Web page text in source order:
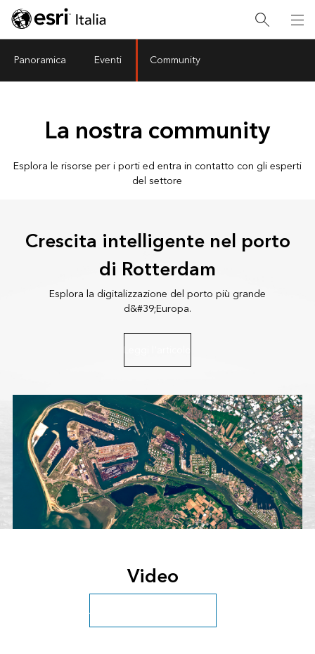
Panoramica Eventi Community
La nostra community
Esplora le risorse per i porti ed entra in contatto con gli esperti
del settore
Crescita intelligente nel porto
di Rotterdam
Esplora la digitalizzazione del porto più grande
d&#39;Europa.
Leggi l'articolo
Video
Accedi all'archivio completo